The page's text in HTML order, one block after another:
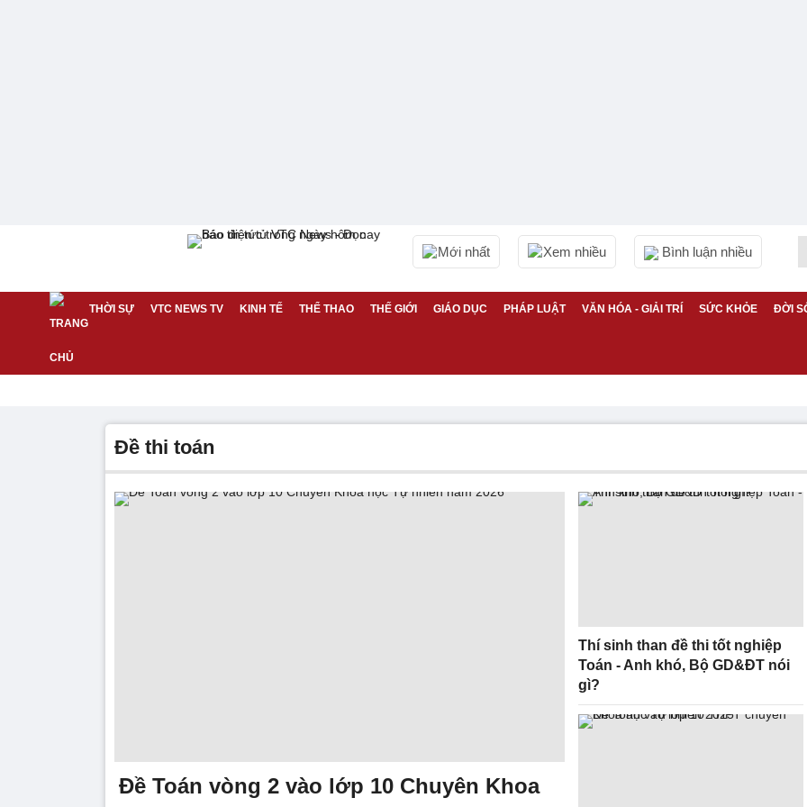
Mới nhất Xem nhiều Bình luận nhiều
THỜI SỰ VTC NEWS TV KINH TẾ THỂ THAO THẾ GIỚI GIÁO DỤC PHÁP LUẬT VĂN HÓA - GIẢI TRÍ SỨC KHỎE ĐỜI
đề thi toán
Đề Toán vòng 2 vào lớp 10 Chuyên Khoa
Thí sinh than đề thi tốt nghiệp
Toán - Anh khó, Bộ GD&ĐT nói
gì?